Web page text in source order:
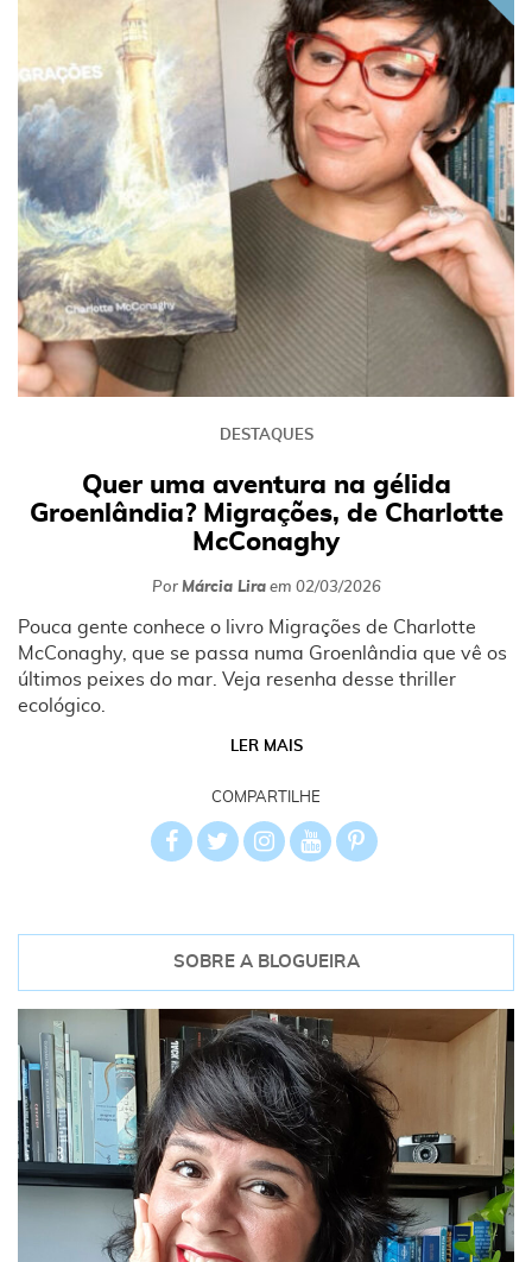
DESTAQUES
Quer uma aventura na gélida
Groenlândia? Migrações, de Charlotte
McConaghy
Por Márcia Liraem 02/03/2026
Pouca gente conhece o livro Migrações de Charlotte
McConaghy, que se passa numa Groenlândia que vê os
últimos peixes do mar. Veja resenha desse thriller
ecológico.
LER MAIS
COMPARTILHE
SOBRE A BLOGUEIRA